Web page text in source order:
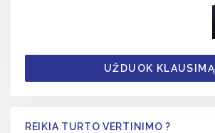
UŽDUOK KLAUSIMĄ
REIKIA TURTO VERTINIMO ?